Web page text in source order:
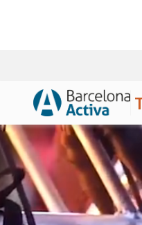
Salta al contingut principal